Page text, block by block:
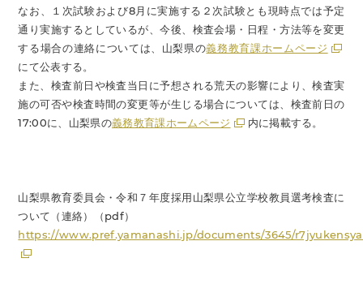
なお、１次試験および8月に実施する２次試験とも現時点では予定
通り実施するとしているが、今後、検査会場・日程・方法等を変更
する場合の連絡については、山梨県の義務教育課ホームページ
にて公表する。
また、検査前日や検査当日に予想される荒天の影響により、検査実
施の可否や検査時間の変更等が生じる場合については、検査前日の
17:00に、山梨県の義務教育課ホームページ 内に掲載する。
山梨県教育委員会・令和７年度採用山梨県公立学校教員選考検査に
ついて（連絡）（pdf）
https://www.pref.yamanashi.jp/documents/3645/